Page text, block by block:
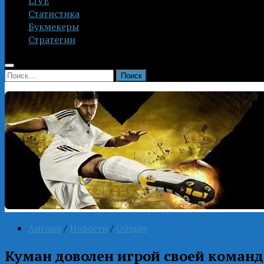
Статистика
Букмекеры
Стратегии
Найти:
Англия / Новости / Общие
Куман доволен игрой своей